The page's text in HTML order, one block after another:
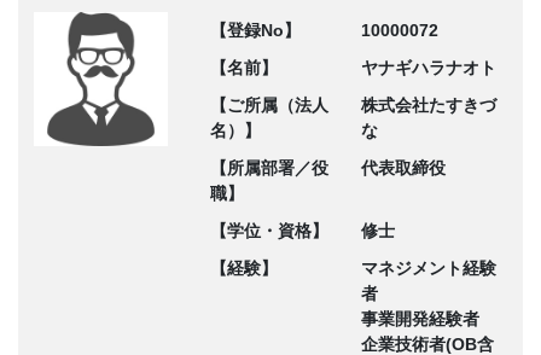
【登録No】
10000072
【名前】
ヤナギハラナオト
【ご所属（法人
名）】
株式会社たすきづ
な
【所属部署／役
職】
代表取締役
【学位・資格】
修士
【経験】
マネジメント経験
者
事業開発経験者
企業技術者(OB含